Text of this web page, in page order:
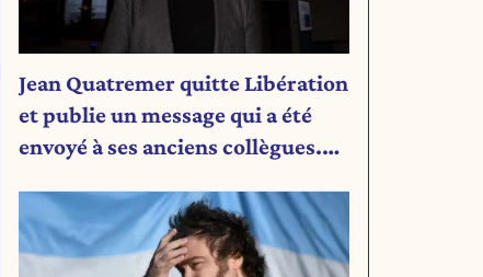
Jean Quatremer quitte Libération
et publie un message qui a été
envoyé à ses anciens collègues.